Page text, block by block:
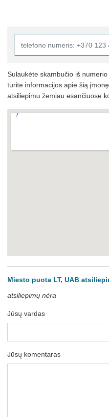
Sulaukėte skambučio iš numerio
turite informacijos apie šią
atsiliepimu žemiau esančiuose
Miesto puota LT, UAB
atsiliepimų nėra
Jūsų vardas
Jūsų komentaras